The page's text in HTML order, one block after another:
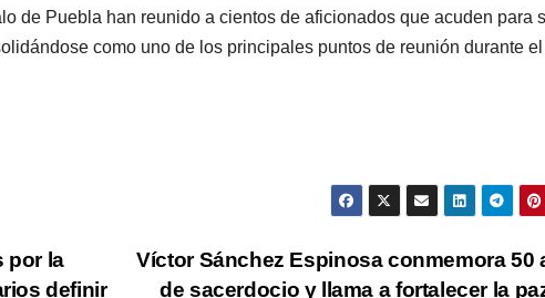
de Puebla han reunido a cientos de aficionados que acuden para
como uno de los principales puntos de reunión durante el
Víctor Sánchez Espinosa conmemora 50
de sacerdocio y llama a fortalecer la
por la
definir
CIUDAD DEPORTES CIUDAD